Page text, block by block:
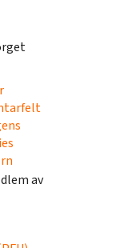
av